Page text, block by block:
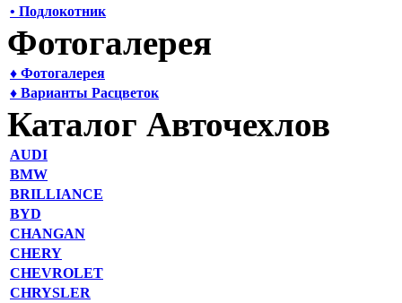
• Подлокотник
Фотогалерея
♦ Фотогалерея
♦ Варианты Расцветок
Каталог Авточехлов
AUDI
BMW
BRILLIANCE
BYD
CHANGAN
CHERY
CHEVROLET
CHRYSLER